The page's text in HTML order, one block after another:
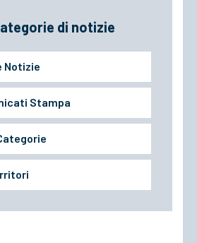
di notizie
Notizie
Stampa